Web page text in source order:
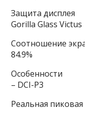
Защита дисплея
Gorilla Glass Victus
Соотношение
84.9%
Особенности
– DCI-P3
Реальная